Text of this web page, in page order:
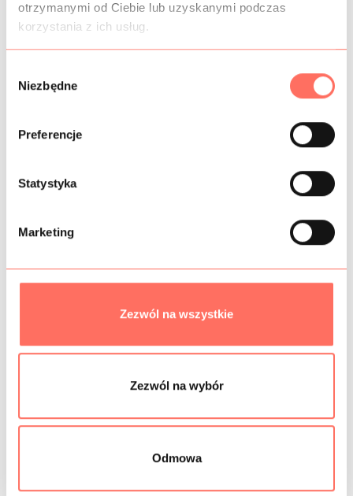
otrzymanymi od Ciebie lub uzyskanymi podczas
korzystania z ich usług.
Niezbędne
Preferencje
Statystyka
Marketing
Zezwól na wszystkie
Zezwól na wybór
Odmowa
Produkt wysokiej klasy. SUPER JAKOŚĆ! Pochodzenie
Włochy.
INFORMACJE DODATKOWE
SKŁAD
PRÓBKI TKANIN
Podobne produkty
PROMOCJA38%